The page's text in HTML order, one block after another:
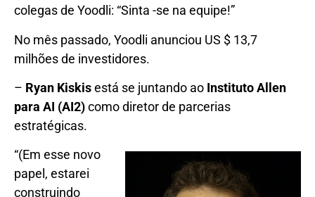
colegas de Yoodli: “Sinta -se na equipe!”
No mês passado, Yoodli anunciou US $ 13,7
milhões de investidores.
– Ryan Kiskisestá se juntando ao Instituto Allen
para AI (AI2)como diretor de parcerias
estratégicas.
“(Em esse novo
papel, estarei
construindo